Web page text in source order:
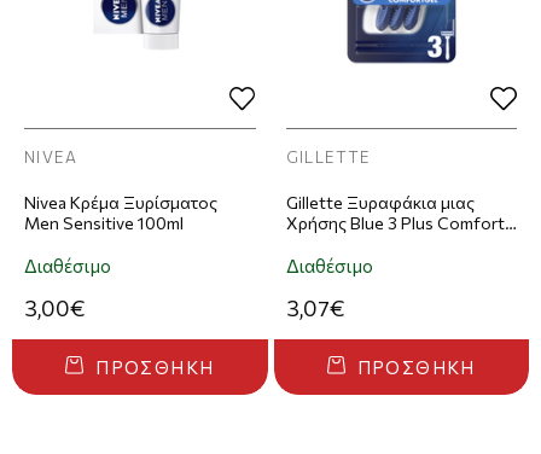
NIVEA
Nivea Κρέμα Ξυρίσματος
Men Sensitive 100ml
Διαθέσιμο
3,00€
ΠΡΟΣΘΉΚΗ
GILLETTE
Gillette Ξυραφάκια μιας
Χρήσης Blue 3 Plus Comfort
Διαθέσιμο
3,07€
ΠΡΟΣΘΉΚΗ